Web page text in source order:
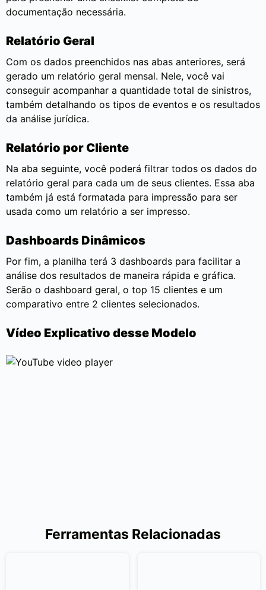
documentação necessária.
Relatório Geral
Com os dados preenchidos nas abas anteriores, será
gerado um relatório geral mensal. Nele, você vai
conseguir acompanhar a quantidade total de sinistros,
também detalhando os tipos de eventos e os resultados
da análise jurídica.
Relatório por Cliente
Na aba seguinte, você poderá filtrar todos os dados do
relatório geral para cada um de seus clientes. Essa aba
também já está formatada para impressão para ser
usada como um relatório a ser impresso.
Dashboards Dinâmicos
Por fim, a planilha terá 3 dashboards para facilitar a
análise dos resultados de maneira rápida e gráfica.
Serão o dashboard geral, o top 15 clientes e um
comparativo entre 2 clientes selecionados.
‍Vídeo Explicativo desse Modelo
Ferramentas Relacionadas